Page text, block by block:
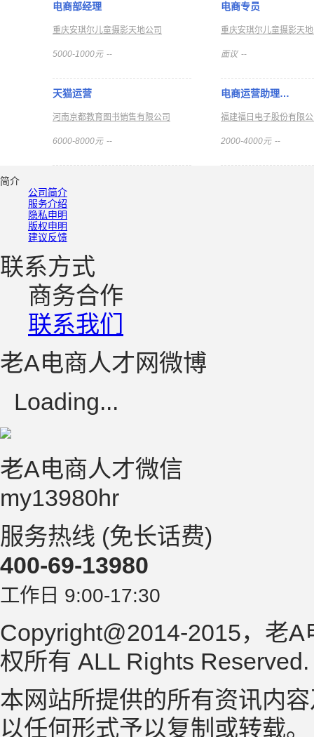
电商部经理
重庆安琪尔儿童摄影天地公司
5000-1000元 --
电商专员
重庆安琪尔儿童摄影天
面议 --
天猫运营
河南京都教育图书销售有限公司
6000-8000元 --
电商运营助理…
福建福日电子股份有限
2000-4000元 --
简介
公司简介
服务介绍
隐私申明
版权申明
建议反馈
联系方式
商务合作
联系我们
老A电商人才网微博
Loading...
老A电商人才微信
my13980hr
服务热线 (免长话费)
400-69-13980
工作日 9:00-17:30
Copyright@2014-2015，老
权所有 ALL Rights
本网站所提供的所有资讯内
以任何形式予以复制或转载。